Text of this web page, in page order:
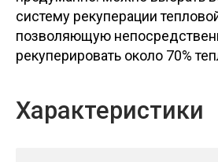
систему рекуперации
позволяющую
рекуперировать около 70%
Характеристики